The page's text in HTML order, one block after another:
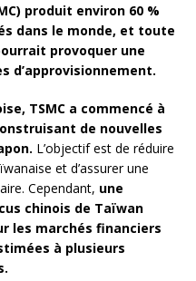
produit environ 60 %
dans le monde, et toute
provoquer une
d’approvisionnement.
TSMC a commencé à
de nouvelles
L’objectif est de réduire
et d’assurer une
Cependant, une
chinois de Taïwan
les marchés financiers
à plusieurs